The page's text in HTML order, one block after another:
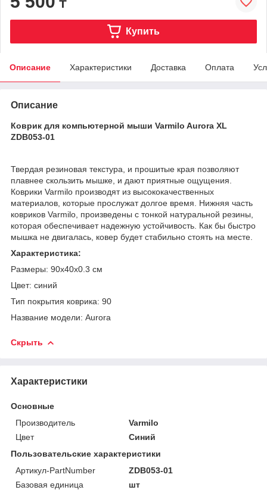
₸
Купить
Описание Характеристики Доставка Оплата
Описание
Коврик для компьютерной мыши Varmilo Aurora XL
ZDB053-01
Твердая резиновая текстура, и прошитые края позволяют
плавнее скользить мышке, и дают приятные ощущения.
Коврики Varmilo производят из высококачественных
материалов, которые прослужат долгое время. Нижняя часть
ковриков Varmilo, произведены с тонкой натуральной резины,
которая обеспечивает надежную устойчивость. Как бы быстро
мышка не двигалась, ковер будет стабильно стоять на месте.
Характеристика:
Размеры: 90x40x0.3 см
Цвет: синий
Тип покрытия коврика: 90
Название модели: Aurora
Скрыть
Характеристики
Основные
Производитель
Varmilo
Цвет
Синий
Пользовательские характеристики
Артикул-PartNumber
ZDB053-01
Базовая единица
шт